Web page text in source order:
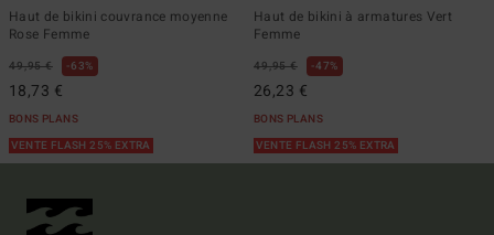
Haut de bikini couvrance moyenne
Rose Femme
49,95 € 63%
18,73 €
BONS PLANS
VENTE FLASH 25% EXTRA
Haut de bikini à armatures Vert
Femme
49,95 € 47%
26,23 €
BONS PLANS
VENTE FLASH 25% EXTRA